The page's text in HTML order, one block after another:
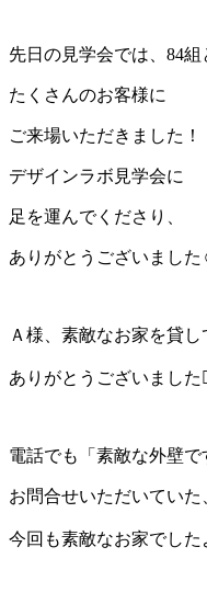
先日の見学会では、84組
たくさんのお客様に
ご来場いただきました！
デザインラボ見学会に
足を運んでくださり、
ありがとうございまし
Ａ様、素敵なお家を貸し
ありがとうございました
電話でも「素敵な外壁で
お問合せいただいていた
今回も素敵なお家でした